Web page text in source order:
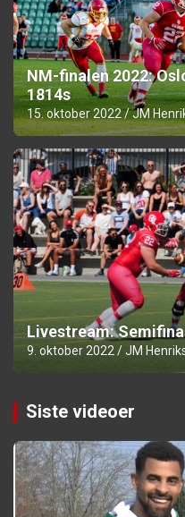
NM-finalen 2022:
1814s
15. oktober 2022 JM
Livestream:
9. oktober 2022 JM
Siste videoer